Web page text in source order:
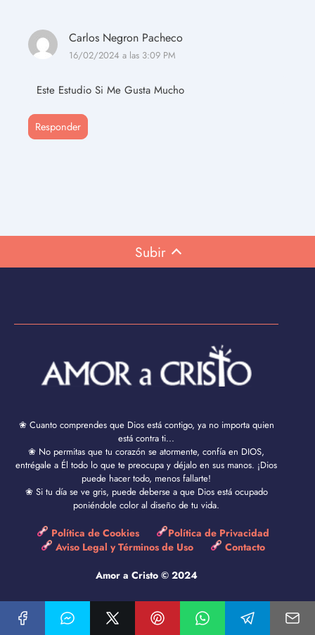
Carlos Negron Pacheco
16/02/2024 a las 3:09 PM
Este Estudio Si Me Gusta Mucho
Responder
Subir
❀ Cuanto comprendes que Dios está contigo, ya no importa quien
está contra ti...
❀ No permitas que tu corazón se atormente, confía en DIOS,
entrégale a Él todo lo que te preocupa y déjalo en sus manos. ¡Dios
puede hacer todo, menos fallarte!
❀ Si tu día se ve gris, puede deberse a que Dios está ocupado
poniéndole color al diseño de tu vida.
Política de Cookies
Política de Privacidad
Aviso Legal y Términos de Uso
Contacto
Amor a Cristo © 2024